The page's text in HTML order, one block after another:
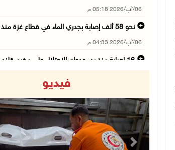
06/آب/2026 05:18 م
نحو 58 ألف إصابة بجدري الماء في قطاع غزة منذ ...
06/آب/2026 04:33 م
16 إصابة منذ بدء عدوان الاحتلال على مخيم قلند ...
06/آب/2026 03:06 م
الخليلي تبحث مع النائب العام تعزيز الشراكة في ...
06/آب/2026 02:41 م
فيديو
Next